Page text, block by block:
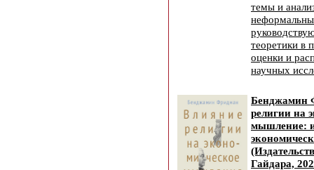
темы и
теоретики в
оценки и
научных
Бенджамин
религии на
мышление:
Гайдара,